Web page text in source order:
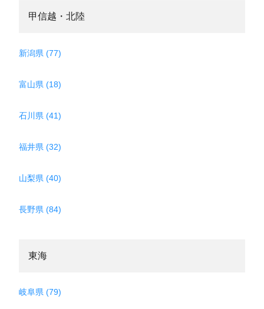
甲信越・北陸
新潟県 (77)
富山県 (18)
石川県 (41)
福井県 (32)
山梨県 (40)
長野県 (84)
東海
岐阜県 (79)